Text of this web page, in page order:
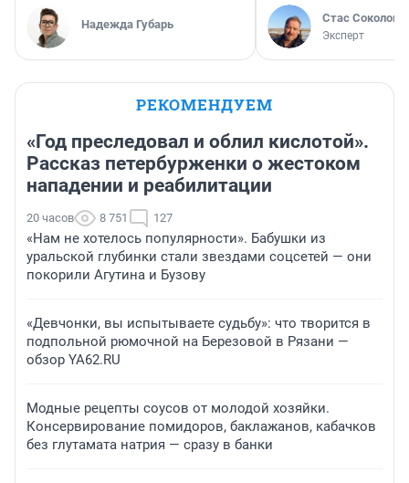
Надежда Губарь Стас Соколов
Эксперт
РЕКОМЕНДУЕМ
«Год преследовал и облил кислотой».
Рассказ петербурженки о жестоком
нападении и реабилитации
20 часов 8 751 127
«Нам не хотелось популярности». Бабушки из
уральской глубинки стали звездами соцсетей — они
покорили Агутина и Бузову
«Девчонки, вы испытываете судьбу»: что творится в
подпольной рюмочной на Березовой в Рязани —
обзор YA62.RU
Модные рецепты соусов от молодой хозяйки.
Консервирование помидоров, баклажанов, кабачков
без глутамата натрия — сразу в банки